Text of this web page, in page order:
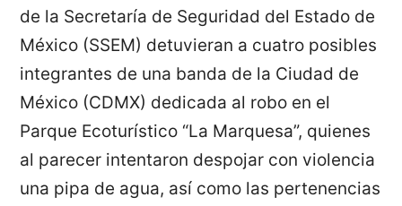
de la Secretaría de Seguridad del Estado de
México (SSEM) detuvieran a cuatro posibles
integrantes de una banda de la Ciudad de
México (CDMX) dedicada al robo en el
Parque Ecoturístico “La Marquesa”, quienes
al parecer intentaron despojar con violencia
una pipa de agua, así como las pertenencias